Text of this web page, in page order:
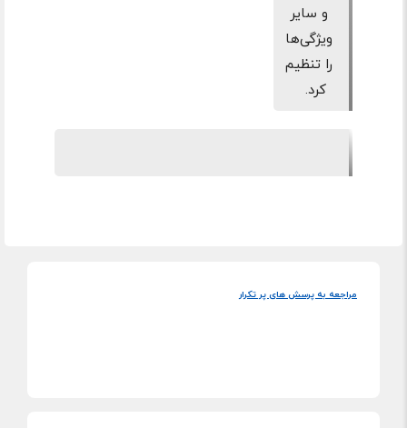
و سایر
ویژگی‌ها
را تنظیم
کرد.
مراجعه به پرسش های پر تکرار